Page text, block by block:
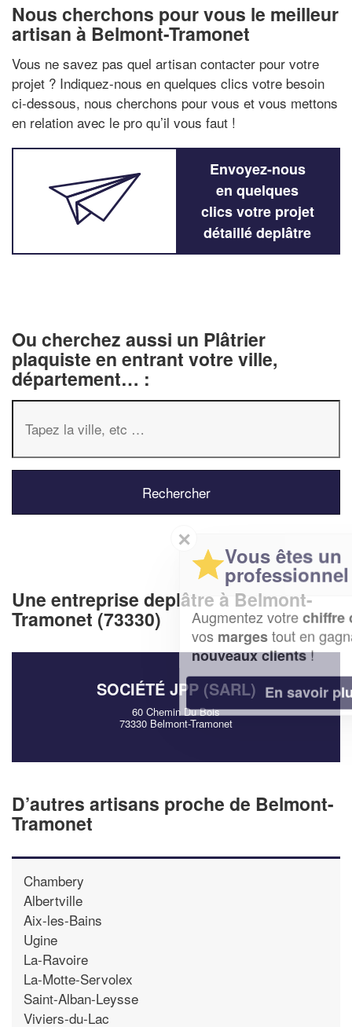
Nous cherchons pour vous le meilleur
artisan à Belmont-Tramonet
Vous ne savez pas quel artisan contacter pour votre
projet ? Indiquez-nous en quelques clics votre besoin
ci-dessous, nous cherchons pour vous et vous mettons
en relation avec le pro qu’il vous faut !
Envoyez-nous
en quelques
clics votre projet
détaillé deplâtre
Ou cherchez aussi un Plâtrier
plaquiste en entrant votre ville,
département… :
Une entreprise deplâtre à Belmont-
Tramonet (73330)
SOCIÉTÉ JPP (SARL)
60 Chemin Du Bois
73330 Belmont-Tramonet
D’autres artisans proche de Belmont-
Tramonet
Chambery
Albertville
Aix-les-Bains
Ugine
La-Ravoire
La-Motte-Servolex
Saint-Alban-Leysse
Viviers-du-Lac
Vous êtes un
professionnel ?
Augmentez votrechiffre d'affaireset
vos
marges
tout en gagnant de
nouveaux clients!
En savoir plus